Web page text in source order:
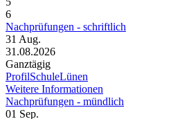
6
Nachprüfungen - schriftlich
31 Aug.
31.08.2026
Ganztägig
ProfilSchuleLünen
Weitere Informationen
Nachprüfungen - mündlich
01 Sep.